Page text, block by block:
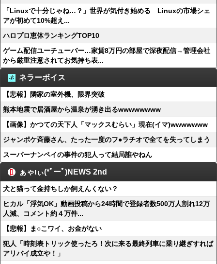
「Linuxで十分じゃね…？」世界が気付き始める Linuxの市場シェ
アが初めて10%超え...
ハロプロ恵体ランキングTOP10
ゲーム配信ユーチューバー…家賃8万円の部屋で深夜配信→管理会社
から厳重注意されてお気持ち表...
ネラーボイス
【悲報】隣家の室外機、限界突破
熊本地震で居酒屋から温泉が湧き出るwwwwwwww
【画像】かつての天下人「マックスむらい」現在(イマ)wwwwwww
ジャンポケ斉藤さん、たった一度のフ●ラチオで全てを失ってしまう
スーパーナンペイの事件の犯人って結局誰やねん
ぁゃιぃ(*ﾟーﾟ)NEWS 2nd
犬と猫って金持ちしか飼えんくない？
ヒカル「浮気OK」動画投稿から24時間で登録者数500万人割れ12万
人減、コメント約４万件...
【悲報】ま○こワイ、お金がない
犯人「時刻表トリック使ったろ！次に来る最終列車に乗り継ぎすれば
アリバイ成立や！」